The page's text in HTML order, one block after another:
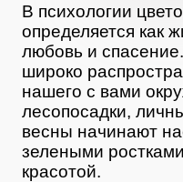
В психологии
определяется как
любовь и
широко
нашего с вами
лесопосадки,
весны начинают
зелеными
красотой.